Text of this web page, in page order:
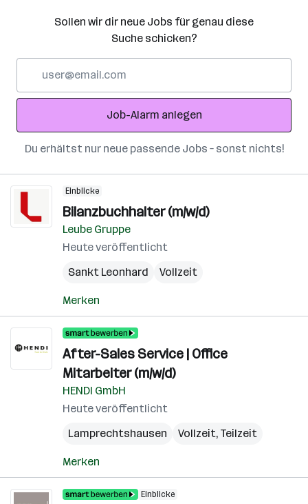
Sollen wir dir neue Jobs für genau diese
Suche schicken?
Adresse
Job-Alarm anlegen
Du erhältst nur neue passende Jobs – sonst nichts!
Einblicke
Bilanzbuchhalter (m/w/d)
Leube Gruppe
Heute veröffentlicht
Sankt Leonhard
Vollzeit
Merken
After-Sales Service | Office
Mitarbeiter (m/w/d)
HENDI GmbH
Heute veröffentlicht
Lamprechtshausen
Vollzeit, Teilzeit
Merken
Einblicke